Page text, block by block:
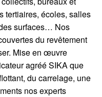
tertiaires, écoles, salles
surfaces… Nos
du revêtement
Mise en œuvre
agréé SIKA que
du carrelage, une
nos experts